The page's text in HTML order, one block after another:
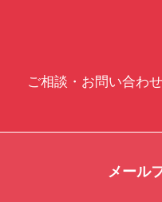
ご相談・お問い合わ
メール